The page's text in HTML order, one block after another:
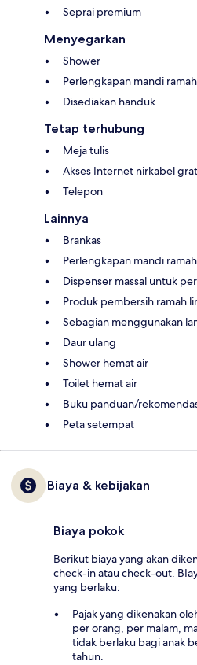
Seprai premium
Menyegarkan
Shower
Perlengkapan mandi
Disediakan handuk
Tetap terhubung
Meja tulis
Akses Internet nirkabel
Telepon
Lainnya
Brankas
Perlengkapan mandi
Dispenser massal untuk
Produk pembersih ramah
Sebagian menggunakan
Daur ulang
Shower hemat air
Toilet hemat air
Buku panduan/
Peta setempat
Biaya & kebijakan
Biaya pokok
Berikut biaya yang akan
check-in atau check-out.
yang berlaku:
Pajak yang dikenakan
per orang, per malam,
tidak berlaku bagi anak
tahun.